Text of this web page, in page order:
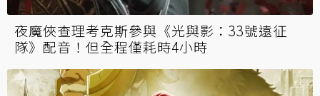
夜魔俠查理考克斯參與《光與影：33號遠征
隊》配音！但全程僅耗時4小時